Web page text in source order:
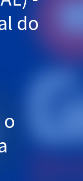
do